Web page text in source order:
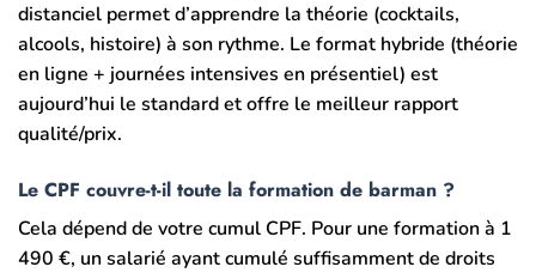
distanciel permet d’apprendre la théorie (cocktails,
alcools, histoire) à son rythme. Le format hybride (théorie
en ligne + journées intensives en présentiel) est
aujourd’hui le standard et offre le meilleur rapport
qualité/prix.
Le CPF couvre-t-il toute la formation de barman ?
Cela dépend de votre cumul CPF. Pour une formation à 1
490 €, un salarié ayant cumulé suffisamment de droits